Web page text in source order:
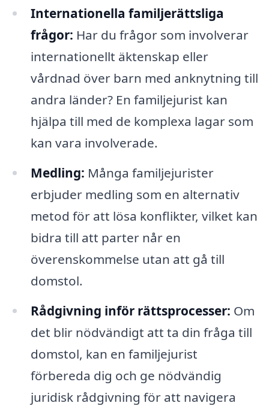
Internationella familjerättsliga
frågor: Har du frågor som involverar
internationellt äktenskap eller
vårdnad över barn med anknytning till
andra länder? En familjejurist kan
hjälpa till med de komplexa lagar som
kan vara involverade.
Medling: Många familjejurister
erbjuder medling som en alternativ
metod för att lösa konflikter, vilket kan
bidra till att parter når en
överenskommelse utan att gå till
domstol.
Rådgivning inför rättsprocesser: Om
det blir nödvändigt att ta din fråga till
domstol, kan en familjejurist
förbereda dig och ge nödvändig
juridisk rådgivning för att navigera